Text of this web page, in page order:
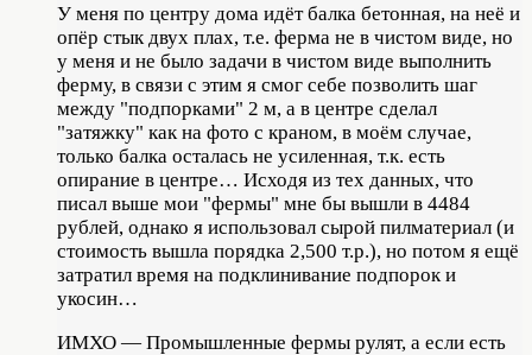
У меня по центру дома идёт балка бетонная, на неё и
опёр стык двух плах, т.е. ферма не в чистом виде, но
у меня и не было задачи в чистом виде выполнить
ферму, в связи с этим я смог себе позволить шаг
между "подпорками" 2 м, а в центре сделал
"затяжку" как на фото с краном, в моём случае,
только балка осталась не усиленная, т.к. есть
опирание в центре… Исходя из тех данных, что
писал выше мои "фермы" мне бы вышли в 4484
рублей, однако я использовал сырой пилматериал (и
стоимость вышла порядка 2,500 т.р.), но потом я ещё
затратил время на подклинивание подпорок и
укосин…
ИМХО — Промышленные фермы рулят, а если есть